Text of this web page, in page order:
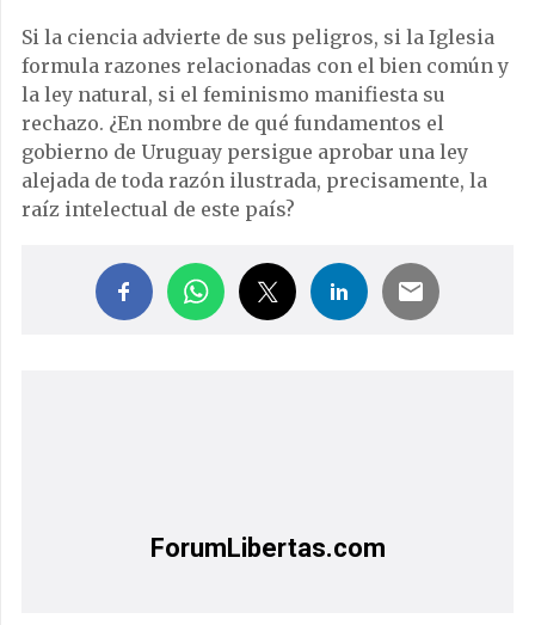
Si la ciencia advierte de sus peligros, si la Iglesia
formula razones relacionadas con el bien común y
la ley natural, si el feminismo manifiesta su
rechazo. ¿En nombre de qué fundamentos el
gobierno de Uruguay persigue aprobar una ley
alejada de toda razón ilustrada, precisamente, la
raíz intelectual de este país?
ForumLibertas.com